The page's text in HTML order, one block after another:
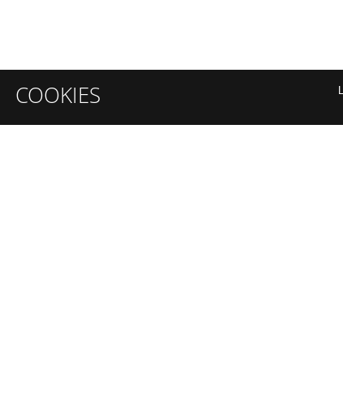
COOKIES